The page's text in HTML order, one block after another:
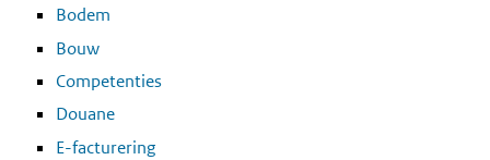
Bodem
Bouw
Competenties
Douane
E-facturering